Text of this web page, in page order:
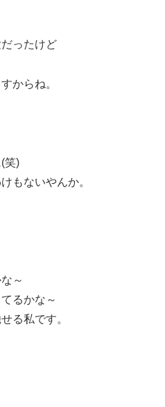
ったけど
からね。
笑)
もないやんか。
～
るかな～
る私です。